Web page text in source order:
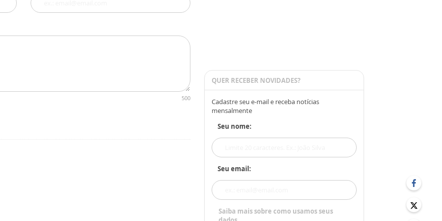
500
QUER RECEBER NOVIDADES?
Cadastre seu e-mail e receba notícias
mensalmente
Seu nome:
Seu email:
Saiba mais sobre como usamos seus